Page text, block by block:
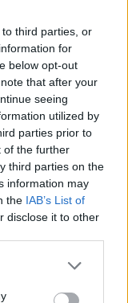
third parties, or
for
below opt-out
that after your
seeing
utilized by
parties prior to
of the further
third parties on the
information may
the IAB’s List of
disclose it to other
στη
OpenAI για
εμπορικών
Μαζικές
από
και BMW
την Κομισιόν
του Ελληνικού